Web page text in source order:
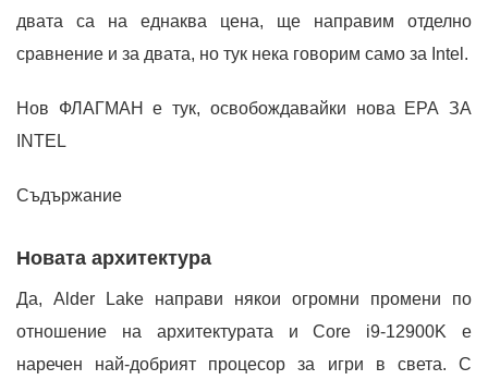
двата са на еднаква цена, ще направим отделно
сравнение и за двата, но тук нека говорим само за Intel.
Нов ФЛАГМАН е тук, освобождавайки нова ЕРА ЗА
INTEL
Съдържание
Новата архитектура
Да, Alder Lake направи някои огромни промени по
отношение на архитектурата и Core i9-12900K е
наречен най-добрият процесор за игри в света. С